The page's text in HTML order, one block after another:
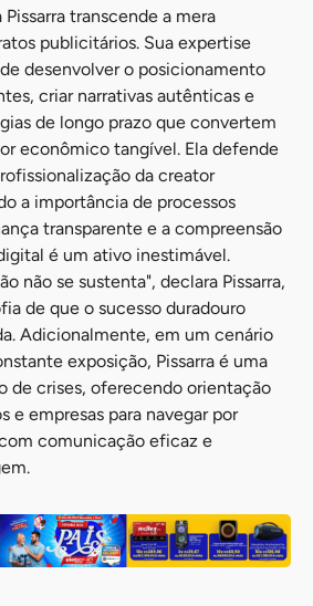
transcende a mera
publicitários. Sua expertise
desenvolver o posicionamento
criar narrativas autênticas e
de longo prazo que convertem
econômico tangível. Ela defende
da creator
a importância de processos
transparente e a compreensão
é um ativo inestimável.
não se sustenta", declara Pissarra,
de que o sucesso duradouro
Adicionalmente, em um cenário
exposição, Pissarra é uma
de crises, oferecendo orientação
e empresas para navegar por
comunicação eficaz e